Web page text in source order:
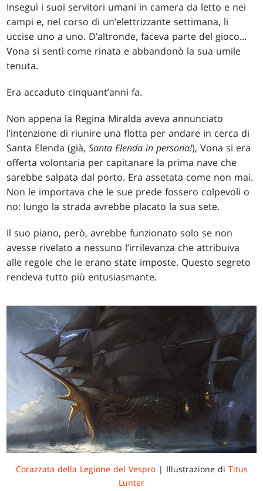
Inseguì i suoi servitori umani in camera da letto e nei
campi e, nel corso di un’elettrizzante settimana, li
uccise uno a uno. D’altronde, faceva parte del gioco...
Vona si sentì come rinata e abbandonò la sua umile
tenuta.
Era accaduto cinquant’anni fa.
Non appena la Regina Miralda aveva annunciato
l’intenzione di riunire una flotta per andare in cerca di
Santa Elenda (già,Santa Elenda in persona!), Vona si era
offerta volontaria per capitanare la prima nave che
sarebbe salpata dal porto. Era assetata come non mai.
Non le importava che le sue prede fossero colpevoli o
no: lungo la strada avrebbe placato la sua sete.
Il suo piano, però, avrebbe funzionato solo se non
avesse rivelato a nessuno l’irrilevanza che attribuiva
alle regole che le erano state imposte. Questo segreto
rendeva tutto più entusiasmante.
Corazzata della Legione del Vespro| Illustrazione di Titus
Lunter